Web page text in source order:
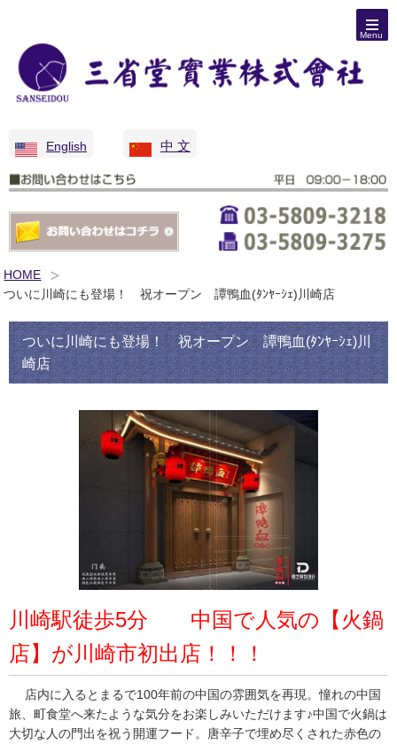
English 中 文
Menu
HOME
ついに川崎にも登場！ 祝オープン 譚鴨血(ﾀﾝﾔｰｼｪ)川崎店
ついに川崎にも登場！ 祝オープン 譚鴨血(ﾀﾝﾔｰｼｪ)川
崎店
川崎駅徒歩5分 中国で人気の【火鍋
店】が川崎市初出店！！！
店内に入るとまるで100年前の中国の雰囲気を再現。憧れの中国
旅、町食堂へ来たような気分をお楽しみいただけます♪中国で火鍋は
大切な人の門出を祝う開運フード。唐辛子で埋め尽くされた赤色の